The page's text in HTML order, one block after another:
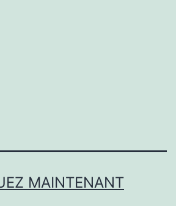
MAINTENANT